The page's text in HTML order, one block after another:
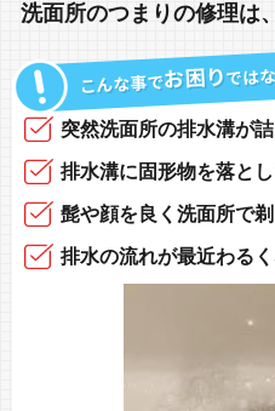
洗面所のつまりの修理は、
突然洗面所の排水溝が
排水溝に固形物を落と
髭や顔を良く洗面所で
排水の流れが最近わる